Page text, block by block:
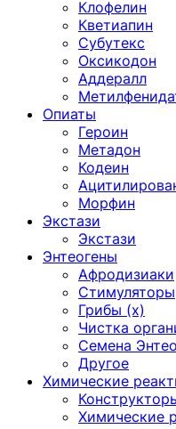
Клофелин
Кветиапин
Субутекс
Оксикодон
Аддералл
Опиаты
Героин
Метадон
Кодеин
Морфин
Экстази
Экстази
Энтеогены
Афродизиаки
Стимуляторы
Грибы (х)
Чистка
Семена
Другое
Химические
Химические